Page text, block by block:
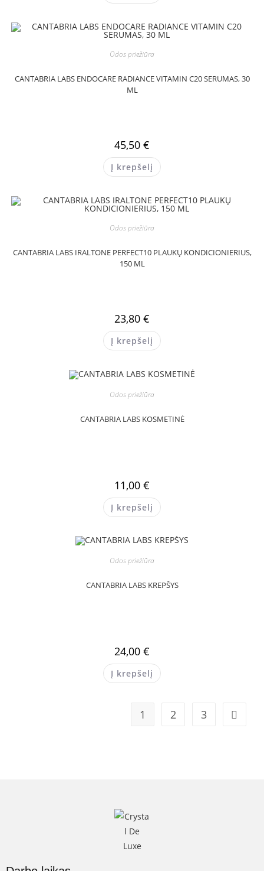
Odos priežiūra
CANTABRIA LABS ENDOCARE RADIANCE VITAMIN C20 SERUMAS, 30
ML
45,50 €
Į krepšelį
Odos priežiūra
CANTABRIA LABS IRALTONE PERFECT10 PLAUKŲ KONDICIONIERIUS,
150 ML
23,80 €
Į krepšelį
Odos priežiūra
CANTABRIA LABS KOSMETINĖ
11,00 €
Į krepšelį
Odos priežiūra
CANTABRIA LABS KREPŠYS
24,00 €
Į krepšelį
1 2 3